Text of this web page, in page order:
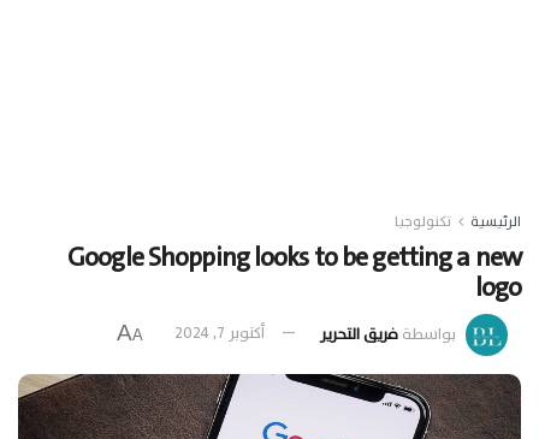
الرئيسية تكنولوجيا
Google Shopping looks to be getting a new
logo
بواسطةفريق التحرير أكتوبر 7, 2024 A
A